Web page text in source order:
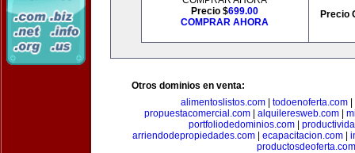
Precio $699.00
COMPRAR AHORA
Precio
Otros dominios en venta:
alimentoslistos.com| todoenoferta.com|
propuestacomercial.com
alquileresweb.com
portfoliodedominios.com
arriendodepropiedades.com| ecapacitacion.com|
productosdeoferta.com